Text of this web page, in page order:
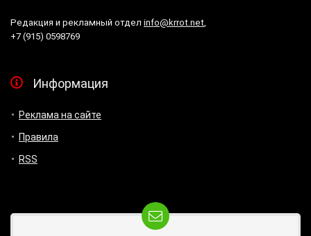
Редакция и рекламный отдел info@krrot.net,
+7 (915) 0598769
Информация
Реклама на сайте
Правила
RSS